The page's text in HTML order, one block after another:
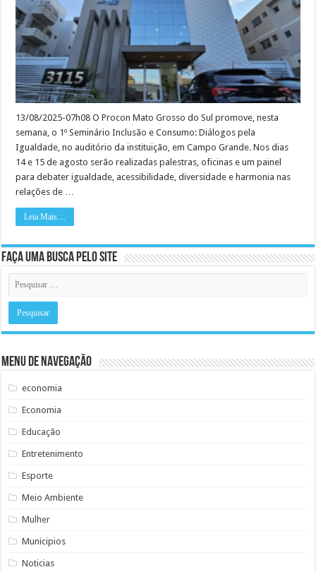
aborda
nesta
semana
no
mercado
consumo
13/08/2025-07h08 O Procon Mato Grosso do Sul promove, nesta
semana, o 1º Seminário Inclusão e Consumo: Diálogos pela
Igualdade, no auditório da instituição, em Campo Grande. Nos dias
14 e 15 de agosto serão realizadas palestras, oficinas e um painel
para debater igualdade, acessibilidade, diversidade e harmonia nas
relações de …
Leia Mais....
Faça uma busca pelo Site
Menu de Navegação
economia
Economia
Educação
Entretenimento
Esporte
Meio Ambiente
Mulher
Municipios
Noticias